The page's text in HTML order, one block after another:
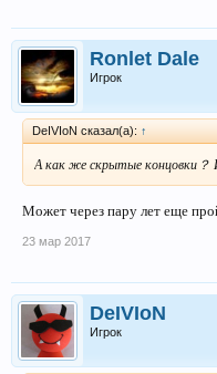
Ronlet Dale
Игрок
DeIVIoN сказал(а): ↑
А как же скрытые концовки？
Может через пару лет еще
23 мар 2017
DeIVIoN
Игрок